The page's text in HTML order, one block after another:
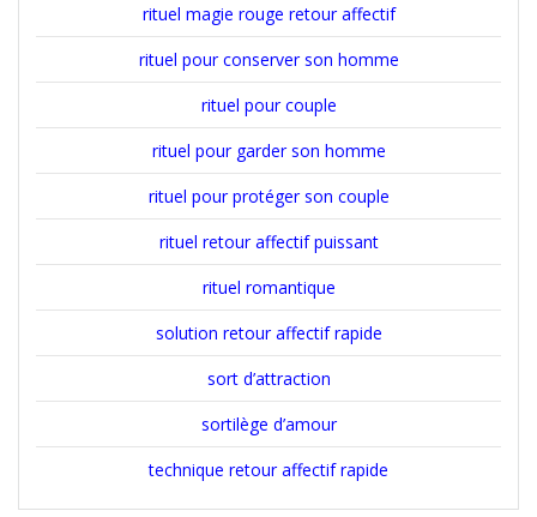
rituel magie rouge retour affectif
rituel pour conserver son homme
rituel pour couple
rituel pour garder son homme
rituel pour protéger son couple
rituel retour affectif puissant
rituel romantique
solution retour affectif rapide
sort d’attraction
sortilège d’amour
technique retour affectif rapide